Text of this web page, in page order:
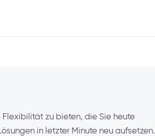
Flexibilität zu bieten, die Sie heute
in letzter Minute neu aufsetzen.